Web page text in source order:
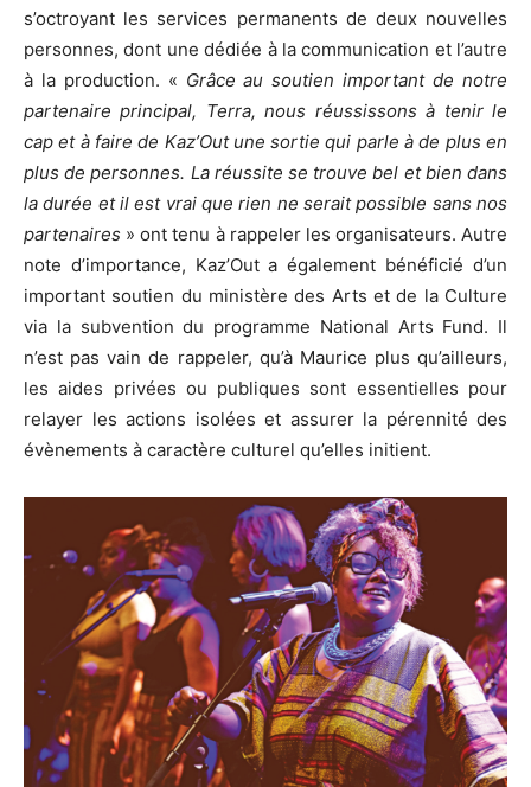
s’octroyant les services permanents de deux nouvelles
personnes, dont une dédiée à la communication et l’autre
à la production. « Grâce au soutien important de notre
partenaire principal, Terra, nous réussissons à tenir le
cap et à faire de Kaz’Out une sortie qui parle à de plus en
plus de personnes. La réussite se trouve bel et bien dans
la durée et il est vrai que rien ne serait possible sans nos
partenaires » ont tenu à rappeler les organisateurs. Autre
note d’importance, Kaz’Out a également bénéficié d’un
important soutien du ministère des Arts et de la Culture
via la subvention du programme National Arts Fund. Il
n’est pas vain de rappeler, qu’à Maurice plus qu’ailleurs,
les aides privées ou publiques sont essentielles pour
relayer les actions isolées et assurer la pérennité des
évènements à caractère culturel qu’elles initient.